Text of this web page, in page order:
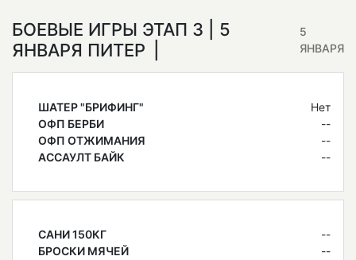
БОЕВЫЕ ИГРЫ ЭТАП 3 | 5
ЯНВАРЯ ПИТЕР
5
ЯНВАРЯ
ШАТЕР "БРИФИНГ"
Нет
ОФП БЕРБИ
--
ОФП ОТЖИМАНИЯ
--
АССАУЛТ БАЙК
--
САНИ 150КГ
--
БРОСКИ МЯЧЕЙ
--